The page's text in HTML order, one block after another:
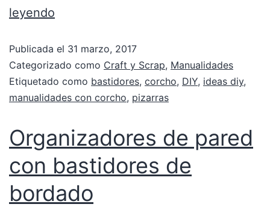
leyendo
Publicada el 31 marzo, 2017
Categorizado como Craft y Scrap, Manualidades
Etiquetado como bastidores, corcho, DIY, ideas diy,
manualidades con corcho, pizarras
Organizadores de pared
con bastidores de
bordado